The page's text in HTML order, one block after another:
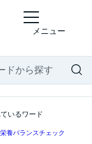
メニュー
いるワード
養バランスチェック